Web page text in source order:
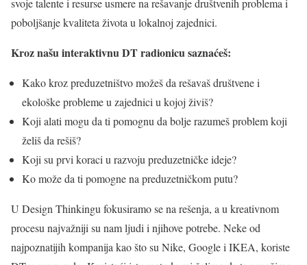
svoje talente i resurse usmere na rešavanje društvenih problema i
poboljšanje kvaliteta života u lokalnoj zajednici.
Kroz našu interaktivnu DT radionicu saznaćeš:
Kako kroz preduzetništvo možeš da rešavaš društvene i
ekološke probleme u zajednici u kojoj živiš?
Koji alati mogu da ti pomognu da bolje razumeš problem koji
želiš da rešiš?
Koji su prvi koraci u razvoju preduzetničke ideje?
Ko može da ti pomogne na preduzetničkom putu?
U Design Thinkingu fokusiramo se na rešenja, a u kreativnom
procesu najvažniji su nam ljudi i njihove potrebe. Neke od
najpoznatijih kompanija kao što su Nike, Google i IKEA, koriste